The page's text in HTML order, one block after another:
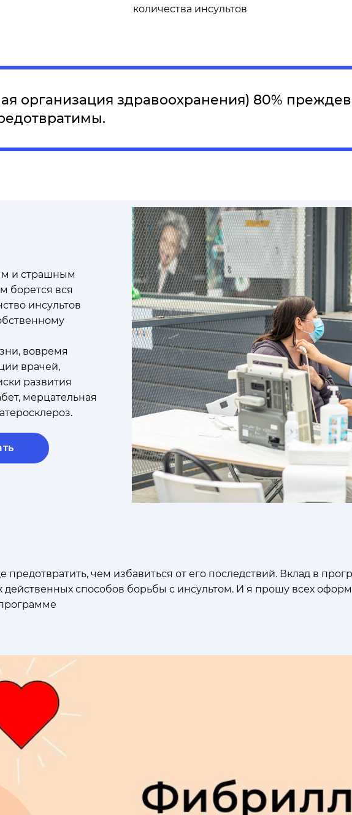
количества инсультов
организация здравоохранения) 80%
и страшным
борется вся
инсультов
вовремя
врачей,
развития
мерцательная
предотвратить, чем избавиться от его последствий. Вклад в
действенных способов борьбы с инсультом. И я прошу всех